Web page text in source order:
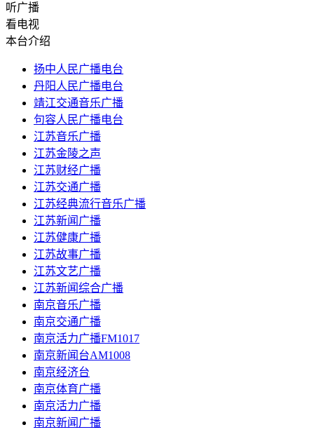
听广播
看电视
本台介绍
扬中人民广播电台
丹阳人民广播电台
靖江交通音乐广播
句容人民广播电台
江苏音乐广播
江苏金陵之声
江苏财经广播
江苏交通广播
江苏经典流行音乐广播
江苏新闻广播
江苏健康广播
江苏故事广播
江苏文艺广播
江苏新闻综合广播
南京音乐广播
南京交通广播
南京活力广播FM1017
南京新闻台AM1008
南京经济台
南京体育广播
南京活力广播
南京新闻广播